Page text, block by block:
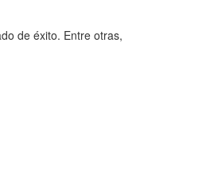
de éxito. Entre otras,